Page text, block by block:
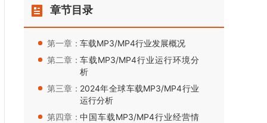
章节目录
第一章：车载MP3/MP4行业发展概况
第二章：车载MP3/MP4行业运行环境分
析
第三章： 2024年全球车载MP3/MP4行业
运行分析
第四章：中国车载MP3/MP4行业经营情